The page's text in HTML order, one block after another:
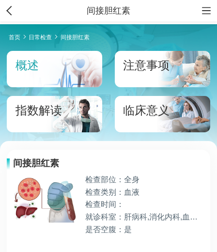
间接胆红素
首页 日常检查 间接胆红素
概述 注意事项
指数解读 临床意义
间接胆红素
检查部位：全身
检查类别：血液
检查时间：
就诊科室：肝病科,消化内科,血液病科,肝胆胰外科
是否空腹：是